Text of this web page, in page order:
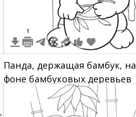
1
Панда, держащая бамбук, на
фоне бамбуковых деревьев